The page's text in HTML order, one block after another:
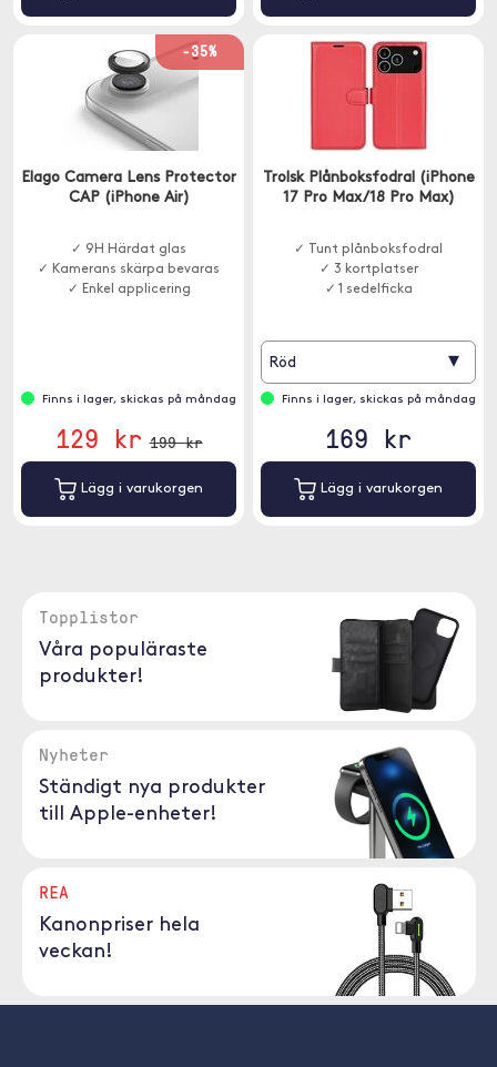
-35%
Elago Camera Lens Protector
CAP (iPhone Air)
✓ 9H Härdat glas
✓ Kamerans skärpa bevaras
✓ Enkel applicering
Finns i lager, skickas på måndag
129 kr 199 kr
Lägg i varukorgen
Trolsk Plånboksfodral (iPhone
17 Pro Max/18 Pro Max)
✓ Tunt plånboksfodral
✓ 3 kortplatser
✓ 1 sedelficka
Röd ▾
Finns i lager, skickas på måndag
169 kr
Lägg i varukorgen
Topplistor
Våra populäraste
produkter!
Nyheter
Ständigt nya produkter
till Apple-enheter!
REA
Kanonpriser hela
veckan!